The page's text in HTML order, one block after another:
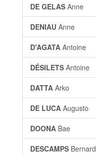
DE GELAS Anne
DENIAU Anne
D'AGATA Antoine
DÉSILETS Antoine
DATTA Arko
DE LUCA Augusto
DOONA Bae
DESCAMPS Bernard